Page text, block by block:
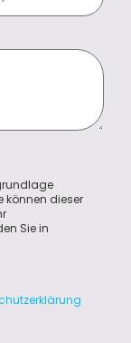
können dieser
Sie in